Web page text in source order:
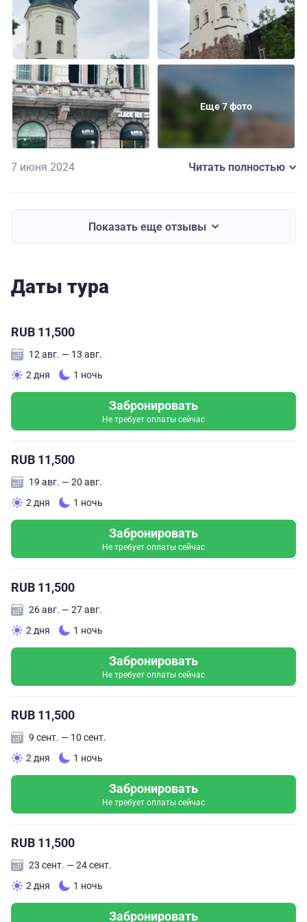
морским воздухом, посмотреть на Монрепо с воды.
Монрепо-это просто чудо, созданное природой с
участием человека. Так не хотелось покидать этот
пейзажный парк. Необыкновенная природа! Также
очень понравились музей «Эрмитаж-Выборг» и
библиотека Алваара Алто. Тур однозначно
рекомендую!
Еще 7 фото
7 июня 2024 Читать полностью
Показать еще отзывы
Даты тура
RUB 11,500
12 авг. — 13 авг.
2 дня
1 ночь
Забронировать
Не требует оплаты сейчас
RUB 11,500
19 авг. — 20 авг.
2 дня
1 ночь
Забронировать
Не требует оплаты сейчас
RUB 11,500
26 авг. — 27 авг.
2 дня
1 ночь
Забронировать
Не требует оплаты сейчас
RUB 11,500
9 сент. — 10 сент.
2 дня
1 ночь
Забронировать
Не требует оплаты сейчас
RUB 11,500
23 сент. — 24 сент.
2 дня
1 ночь
Забронировать